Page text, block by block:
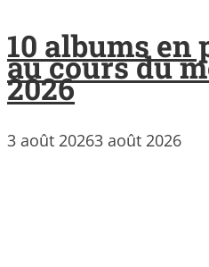
10 albums en
au cours du
2026
3 août 20263 août 2026